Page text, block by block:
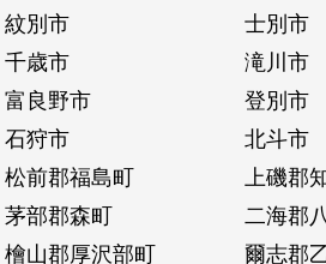
紋別市 士別市
千歳市 滝川市
富良野市 登別市
石狩市 北斗市
松前郡福島町 上磯郡
茅部郡森町 二海郡
檜山郡厚沢部町 爾志郡